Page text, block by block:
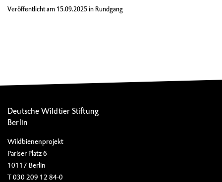
Veröffentlicht am 15.09.2025in Rundgang
Deutsche Wildtier Stiftung
Berlin
Wildbienenprojekt
Pariser Platz 6
10117 Berlin
T 030 209 12 84-0